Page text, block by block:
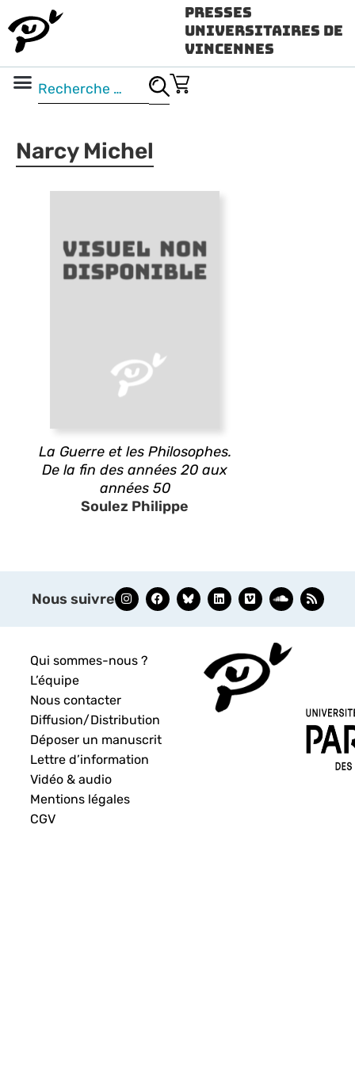
Presses
Universitaires de
Vincennes
Narcy Michel
La Guerre et les Philosophes.
De la fin des années 20 aux
années 50
Soulez Philippe
Nous suivre
Qui sommes-nous ?
L’équipe
Nous contacter
Diffusion/Distribution
Déposer un manuscrit
Lettre d’information
Vidéo & audio
Mentions légales
CGV